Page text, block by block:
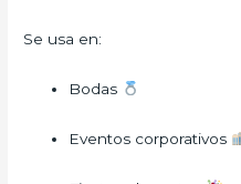
Se usa en:
Bodas
Eventos corporativos